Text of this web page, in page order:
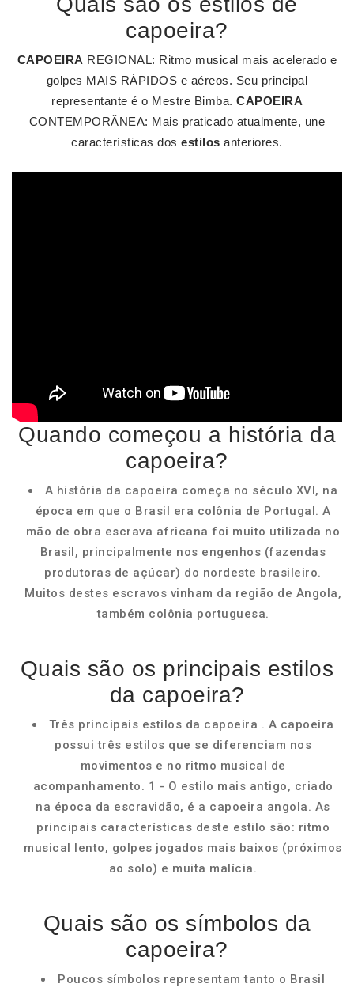
capoeira?
CAPOEIRA REGIONAL: Ritmo musical mais acelerado e
golpes MAIS RÁPIDOS e aéreos. Seu principal
representante é o Mestre Bimba. CAPOEIRA
CONTEMPORÂNEA: Mais praticado atualmente, une
características dosestilos anteriores.
Quando começou a história da
capoeira?
A história da capoeira começa no século XVI, na
época em que o Brasil era colônia de Portugal. A
mão de obra escrava africana foi muito utilizada no
Brasil, principalmente nos engenhos (fazendas
produtoras de açúcar) do nordeste brasileiro.
Muitos destes escravos vinham da região de Angola,
também colônia portuguesa.
Quais são os principais estilos
da capoeira?
Três principais estilos da capoeira . A capoeira
possui três estilos que se diferenciam nos
movimentos e no ritmo musical de
acompanhamento. 1 - O estilo mais antigo, criado
na época da escravidão, é a capoeira angola. As
principais características deste estilo são: ritmo
musical lento, golpes jogados mais baixos (próximos
ao solo) e muita malícia.
Quais são os símbolos da
capoeira?
Poucos símbolos representam tanto o Brasil